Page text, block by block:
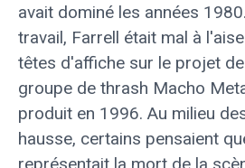
avait dominé les années
travail, Farrell était mal à
têtes d'affiche sur le projet
groupe de thrash Macho
produit en 1996. Au milieu
hausse, certains pensaient